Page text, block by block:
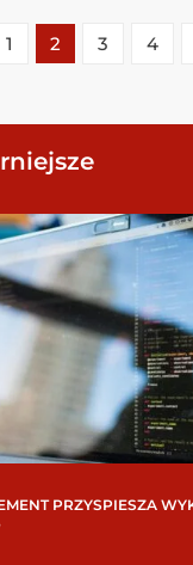
1 2 3 4
PRZYSPIESZA